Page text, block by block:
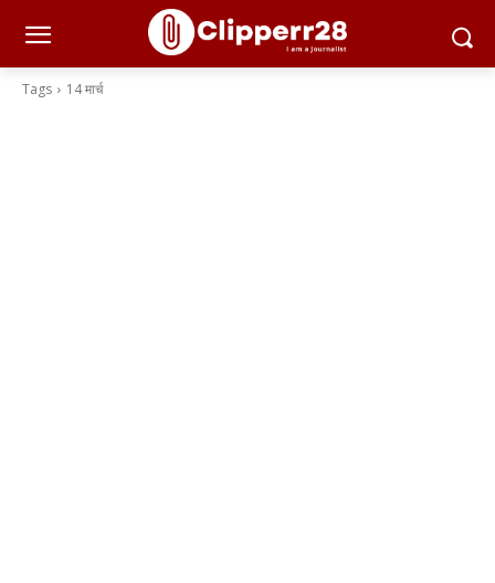
Tags 14 मार्च